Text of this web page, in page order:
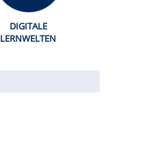
DIGITALE
LERNWELTEN